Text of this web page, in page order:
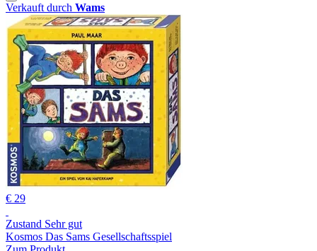
Verkauft durch Wams
€ 29
Zustand Sehr gut
Kosmos Das Sams Gesellschaftsspiel